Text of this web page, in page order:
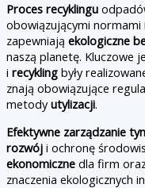
Proces recyklingu
obowiązującymi
zapewniają ekologiczne
naszą planetę. Kluczowe
i recykling były
znają obowiązujące
metodyutylizacji.
Efektywne zarządzanie
rozwój i ochronę
ekonomiczne dla firm
znaczenia ekologicznych